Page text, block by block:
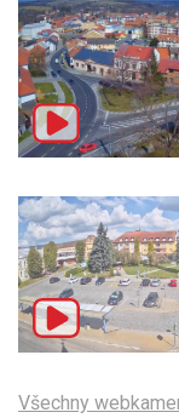
Všechny